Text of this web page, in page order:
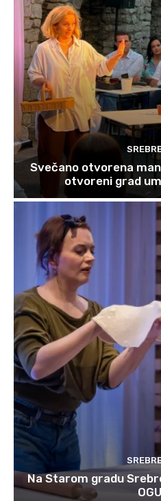
Svečano otvorena
otvoreni grad
Na Starom gradu